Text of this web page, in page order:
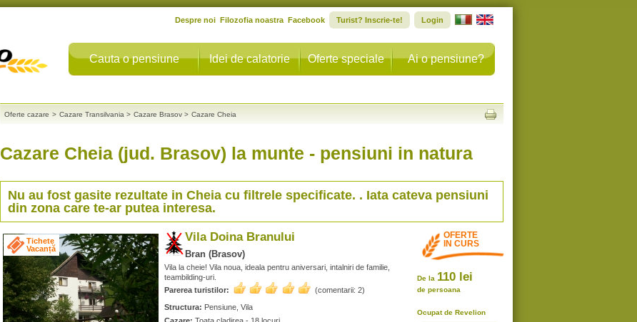
Cauta o pensiune Idei de calatorie Oferte speciale Ai o pensiune?
Despre noi Filozofia noastra Facebook Turist? Inscrie-te! Login
Oferte cazare > Cazare Transilvania > Cazare Brasov > Cazare Cheia
Cazare Cheia (jud. Brasov) la munte - pensiuni in natura
Nu au fost gasite rezultate in Cheia cu filtrele specificate. . Iata cateva pensiuni
din zona care te-ar putea interesa.
Tichete
Vacanță
Vila Doina Branului
Bran (Brasov)
Vila la cheie! Vila noua, ideala pentru aniversari, intalniri de familie,
teambilding-uri.
Parerea turistilor:
(comentarii: 2)
Structura: Pensiune, Vila
OFERTE
IN CURS
De la 110 lei
de persoana
Ocupat de Revelion